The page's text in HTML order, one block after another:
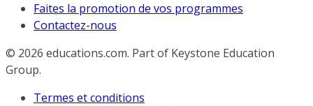
Faites la promotion de vos programmes
Contactez-nous
© 2026 educations.com. Part of Keystone Education
Group.
Termes et conditions